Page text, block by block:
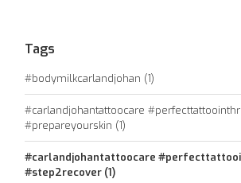
Tags
#bodymilkcarlandjohan (1)
#carlandjohantattoocare
#prepareyourskin (1)
#carlandjohantattoocare
#step2recover (1)